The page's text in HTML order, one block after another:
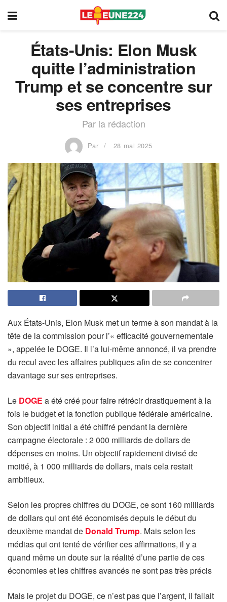
États-Unis: Elon Musk
quitte l’administration
Trump et se concentre sur
ses entreprises
Par la rédaction
Par 28 mai 2025
Aux États-Unis, Elon Musk met un terme à son mandat à la
tête de la commission pour l’« efficacité gouvernementale
», appelée le DOGE. Il l’a lui-même annoncé, il va prendre
du recul avec les affaires publiques afin de se concentrer
davantage sur ses entreprises.
Le DOGE a été créé pour faire rétrécir drastiquement à la
fois le budget et la fonction publique fédérale américaine.
Son objectif initial a été chiffré pendant la dernière
campagne électorale : 2 000 milliards de dollars de
dépenses en moins. Un objectif rapidement divisé de
moitié, à 1 000 milliards de dollars, mais cela restait
ambitieux.
Selon les propres chiffres du DOGE, ce sont 160 milliards
de dollars qui ont été économisés depuis le début du
deuxième mandat de Donald Trump. Mais selon les
médias qui ont tenté de vérifier ces affirmations, il y a
quand même un doute sur la réalité d’une partie de ces
économies et les chiffres avancés ne sont pas très précis
Mais le projet du DOGE, ce n’est pas que l’argent, il fallait